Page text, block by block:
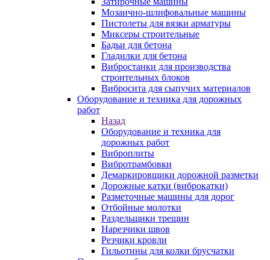
Мозаично-шлифовальные машины
Пистолеты для вязки арматуры
Миксеры строительные
Бадьи для бетона
Гладилки для бетона
Вибростанки для производства
строительных блоков
Вибросита для сыпучих материалов
Оборудование и техника для дорожных
работ
Назад
Оборудование и техника для
дорожных работ
Виброплиты
Вибротрамбовки
Демаркировщики дорожной разметки
Дорожные катки (виброкатки)
Разметочные машины для дорог
Отбойные молотки
Раздельщики трещин
Нарезчики швов
Резчики кровли
Гильотины для колки брусчатки